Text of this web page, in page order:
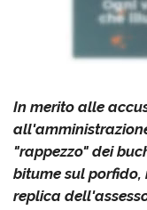
In merito alle
"rappezzo" dei
bitume sul
replica